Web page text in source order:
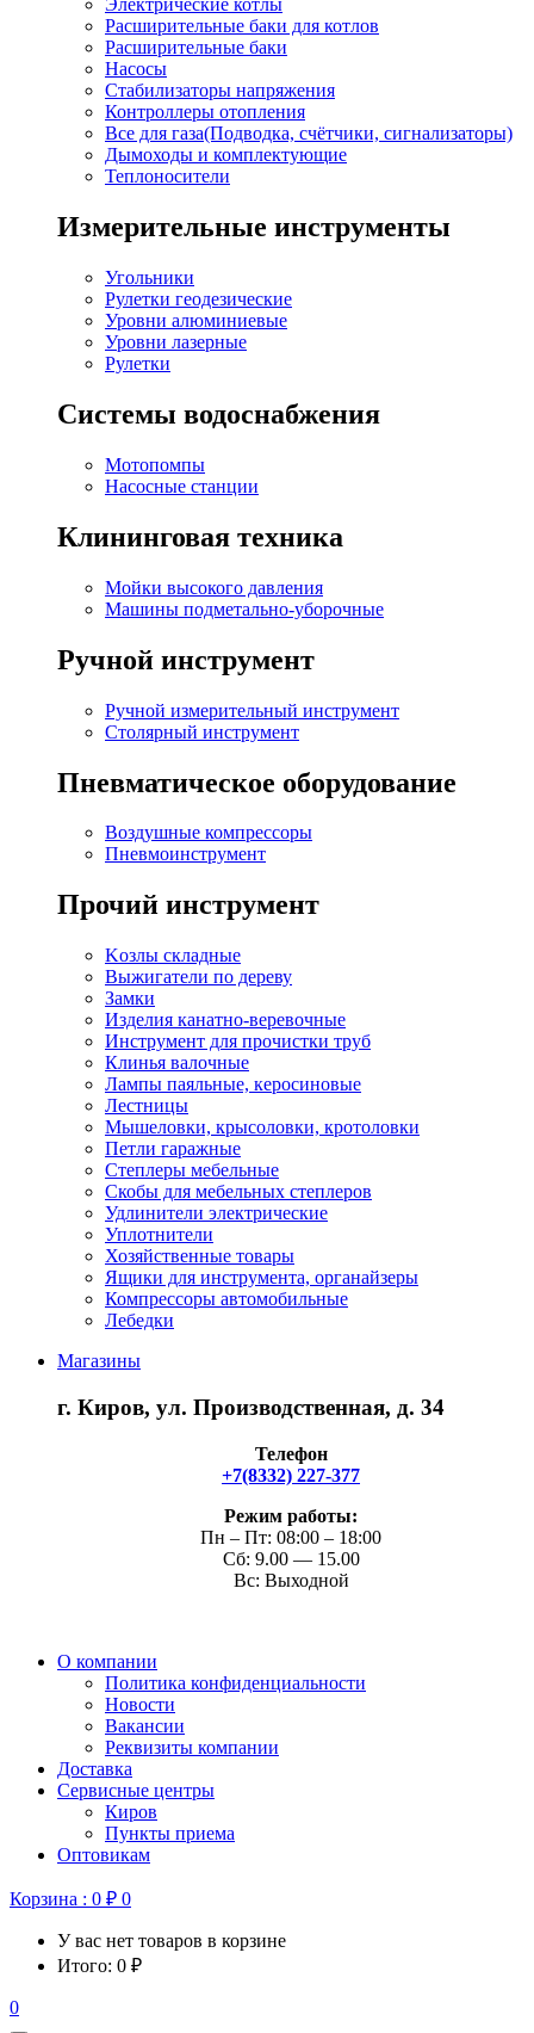
Электрические котлы
Расширительные баки для котлов
Расширительные баки
Насосы
Стабилизаторы напряжения
Контроллеры отопления
Все для газа(Подводка, счётчики, сигнализаторы)
Дымоходы и комплектующие
Теплоносители
Измерительные инструменты
Угольники
Рулетки геодезические
Уровни алюминиевые
Уровни лазерные
Рулетки
Системы водоснабжения
Мотопомпы
Насосные станции
Клининговая техника
Мойки высокого давления
Машины подметально-уборочные
Ручной инструмент
Ручной измерительный инструмент
Столярный инструмент
Пневматическое оборудование
Воздушные компрессоры
Пневмоинструмент
Прочий инструмент
Kозлы складные
Выжигатели по дереву
Замки
Изделия канатно-веревочные
Инструмент для прочистки труб
Клинья валочные
Лампы паяльные, керосиновые
Лестницы
Мышеловки, крысоловки, кротоловки
Петли гаражные
Степлеры мебельные
Скобы для мебельных степлеров
Удлинители электрические
Уплотнители
Хозяйственные товары
Ящики для инструмента, органайзеры
Компрессоры автомобильные
Лебедки
Магазины
г. Киров, ул. Производственная, д. 34
Телефон
+7(8332) 227-377
Режим работы:
Пн – Пт: 08:00 – 18:00
Сб: 9.00 — 15.00
Вс: Выходной
О компании
Политика конфиденциальности
Новости
Вакансии
Реквизиты компании
Доставка
Сервисные центры
Киров
Пункты приема
Оптовикам
Корзина : 0 ₽ 0
У вас нет товаров в корзине
Итого: 0 ₽
0